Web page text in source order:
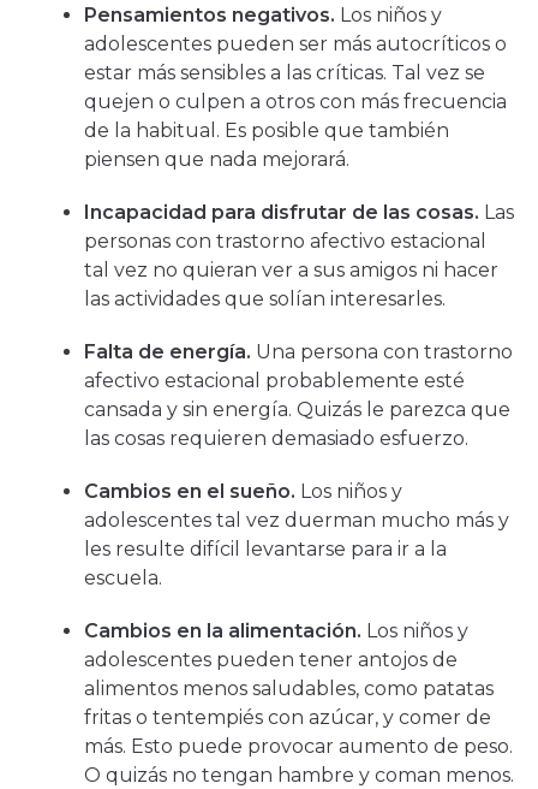
Pensamientos negativos. Los niños y
adolescentes pueden ser más autocríticos o
estar más sensibles a las críticas. Tal vez se
quejen o culpen a otros con más frecuencia
de la habitual. Es posible que también
piensen que nada mejorará.
Incapacidad para disfrutar de las cosas. Las
personas con trastorno afectivo estacional
tal vez no quieran ver a sus amigos ni hacer
las actividades que solían interesarles.
Falta de energía. Una persona con trastorno
afectivo estacional probablemente esté
cansada y sin energía. Quizás le parezca que
las cosas requieren demasiado esfuerzo.
Cambios en el sueño. Los niños y
adolescentes tal vez duerman mucho más y
les resulte difícil levantarse para ir a la
escuela.
Cambios en la alimentación. Los niños y
adolescentes pueden tener antojos de
alimentos menos saludables, como patatas
fritas o tentempiés con azúcar, y comer de
más. Esto puede provocar aumento de peso.
O quizás no tengan hambre y coman menos.